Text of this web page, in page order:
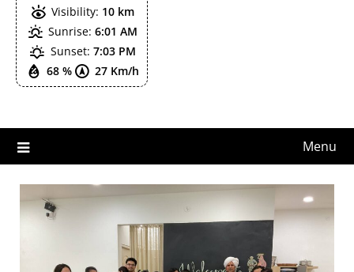
68 % 27 Km/h
Visibility: 10 km
Sunrise: 6:01 AM
Sunset: 7:03 PM
Menu